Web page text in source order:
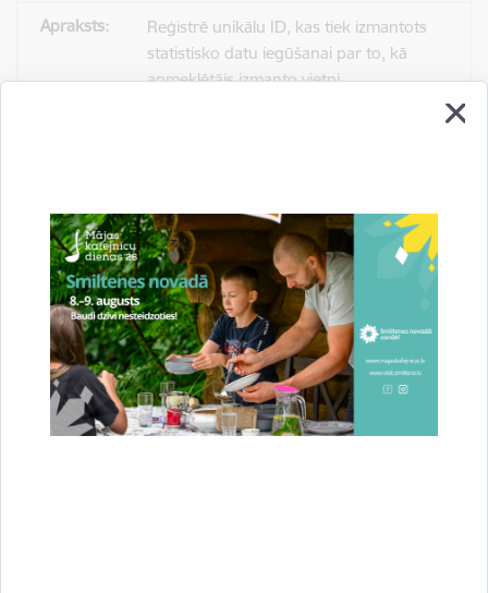
Reģistrē unikālu ID, kas tiek izmantots
statistisko datu iegūšanai par to, kā
apmeklētājs izmanto vietni.
Statistikas sīkdatnes (nepieciešamas, lai
uzlabotu vietnes darbību un
pakalpojumus)
Izmanto Google Analytics, lai samazinātu
pieprasījuma līmeni.
1 minūte